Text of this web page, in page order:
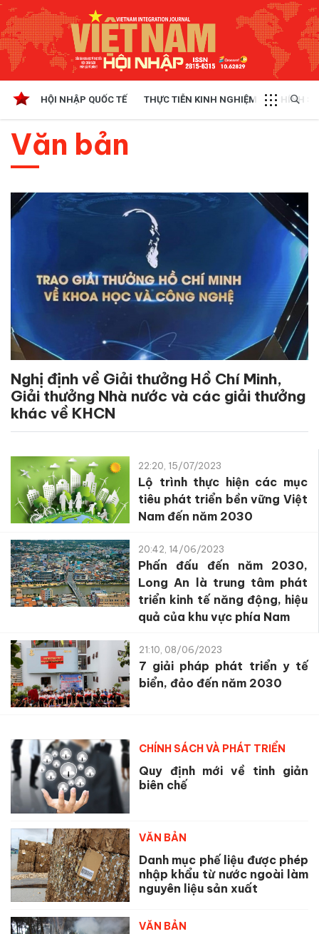
HỘI NHẬP QUỐC TẾ THỰC TIỄN KINH NGHIỆM CHÍNH
Văn bản
Nghị định về Giải thưởng Hồ Chí Minh,
Giải thưởng Nhà nước và các giải thưởng
khác về KHCN
22:20, 15/07/2023
Lộ trình thực hiện các mục
tiêu phát triển bền vững Việt
Nam đến năm 2030
20:42, 14/06/2023
Phấn đấu đến năm 2030,
Long An là trung tâm phát
triển kinh tế năng động, hiệu
quả của khu vực phía Nam
21:10, 08/06/2023
7 giải pháp phát triển y tế
biển, đảo đến năm 2030
CHÍNH SÁCH VÀ PHÁT TRIỂN
Quy định mới về tinh giản
biên chế
VĂN BẢN
Danh mục phế liệu được phép
nhập khẩu từ nước ngoài làm
nguyên liệu sản xuất
VĂN BẢN